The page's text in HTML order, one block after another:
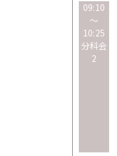
09:10
～
10:25
分科会
2